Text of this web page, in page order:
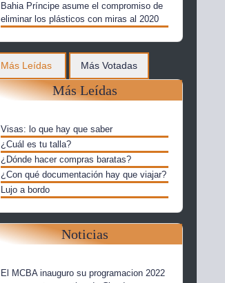
Bahia Príncipe asume el compromiso de
eliminar los plásticos con miras al 2020
Más Leídas Más Votadas
Más Leídas
Visas: lo que hay que saber
¿Cuál es tu talla?
¿Dónde hacer compras baratas?
¿Con qué documentación hay que viajar?
Lujo a bordo
Noticias
El MCBA inauguro su programacion 2022